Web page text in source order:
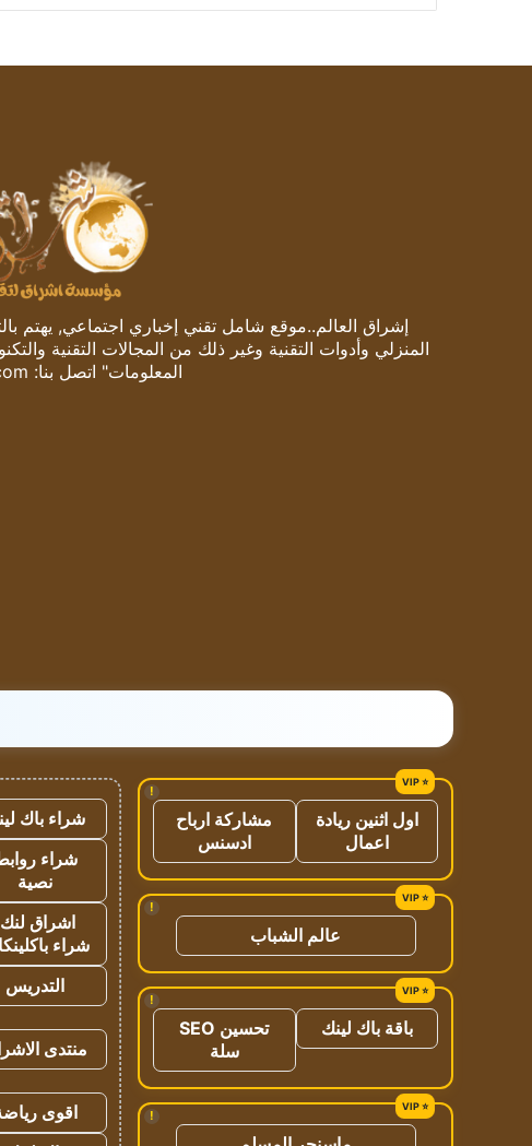
إشراق العالم..موقع شامل تقني إخباري اجتماعي, يهتم
المنزلي وأدوات التقنية وغير ذلك من المجالات التقنية
المعلومات" اتصل بنا:
!
اول اثنين ريادة
اعمال
مشاركة ارباح
ادسنس
!
عالم الشباب
!
باقة باك لينك
تحسين SEO
سلة
!
شراء باك
شراء
نصية
اشراق
شراء
التدريس
منتدى
اقوى